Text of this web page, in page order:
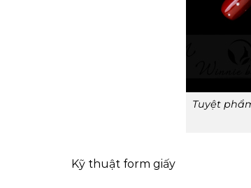
Tuyệt
Kỹ thuật form giấy